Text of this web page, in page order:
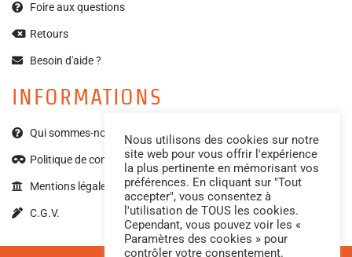
Foire aux questions
Retours
Besoin d'aide ?
INFORMATIONS
Qui sommes-nous ?
Politique de confidentialité
Mentions légales
C.G.V.
Nous utilisons des cookies sur notre
site web pour vous offrir l'expérience
la plus pertinente en mémorisant vos
préférences. En cliquant sur "Tout
accepter", vous consentez à
l'utilisation de TOUS les cookies.
Cependant, vous pouvez voir les «
Paramètres des cookies » pour
contrôler votre consentement.